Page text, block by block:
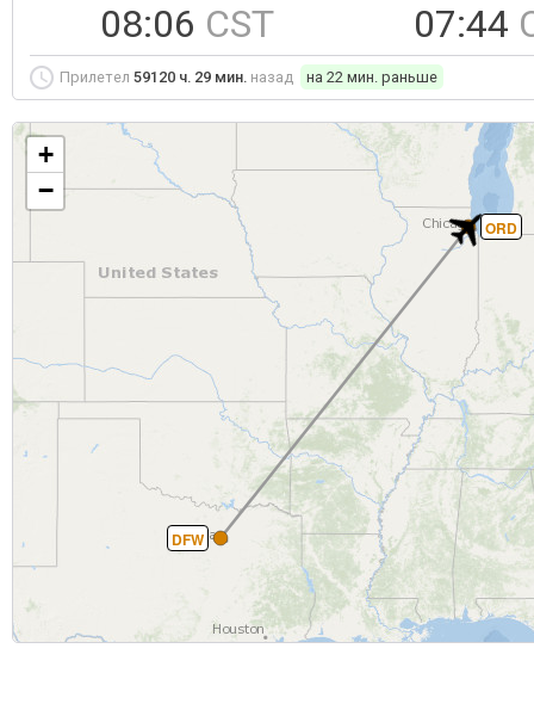
08:06 CST 07:44
Прилетел 59120 ч. 29 мин. назад на 22 мин. раньше
DFW
ORD
+
−